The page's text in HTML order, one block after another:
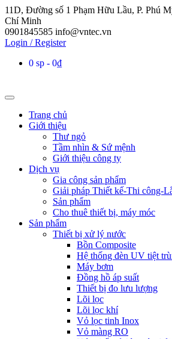
11D, Đường số 1 Phạm Hữu Lầu, P. Phú
Chí Minh
0901845585 info@vntec.vn
Login / Register
0 sp
0₫
Trang chủ
Giới thiệu
Thư ngỏ
Tầm nhìn & Sứ mệnh
Giới thiệu công ty
Dịch vụ
Gia công sản phẩm
Giải pháp Thiết kế-Thi công-
Sản phẩm
Cho thuê thiết bị, máy móc
Sản phẩm
Thiết bị xử lý nước
Bồn Composite
Hệ thống đèn UV tiệt
Máy bơm
Đồng hồ áp suất
Thiết bị đo lưu lượng
Lõi lọc
Lõi lọc khí
Vỏ lọc tinh Inox
Vỏ màng RO